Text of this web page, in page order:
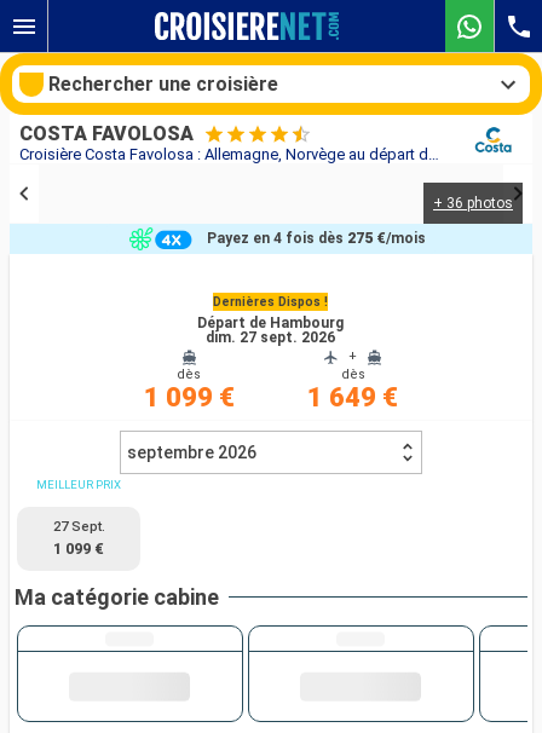
Croisière Costa Favolosa : Allemagne, Norvège au départ de Hambourg
COSTA FAVOLOSA
+ 36 photos
Dernières Dispos !
Départ de Hambourg
dim. 27 sept. 2026
dès
1 099 €
+
dès
1 649 €
Payez en 4 fois dès 275 €/mois
septembre 2026
MEILLEUR PRIX
27 Sept.
1 099 €
Ma catégorie cabine
Rechercher une croisière
Compagnies
Rechercher